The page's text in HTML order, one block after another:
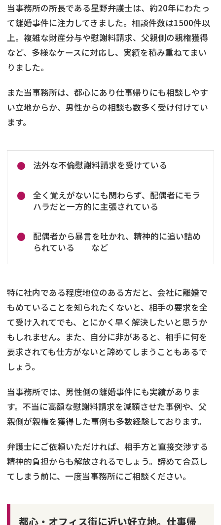
当事務所の所長である星野弁護士は、約20年にわたっ
て離婚事件に注力してきました。相談件数は1500件以
上。複雑な財産分与や慰謝料請求、父親側の親権獲得
など、多様なケースに対応し、実績を積み重ねてまい
りました。
また当事務所は、都心にあり仕事帰りにも相談しやす
い立地からか、男性からの相談も数多く受け付けてい
ます。
法外な不倫慰謝料請求を受けている
全く覚えがないにも関わらず、配偶者にモラ
ハラだと一方的に主張されている
配偶者から暴言を吐かれ、精神的に追い詰め
られている など
特に社内である程度地位のある方だと、会社に離婚で
もめていることを知られたくないと、相手の要求を全
て受け入れてでも、とにかく早く解決したいと思うか
もしれません。また、自分に非があると、相手に何を
要求されても仕方がないと諦めてしまうこともあるで
しょう。
当事務所では、男性側の離婚事件にも実績がありま
す。不当に高額な慰謝料請求を減額させた事例や、父
親側が親権を獲得した事例も多数経験しております。
弁護士にご依頼いただければ、相手方と直接交渉する
精神的負担からも解放されるでしょう。諦めて合意し
てしまう前に、一度当事務所にご相談ください。
都心・オフィス街に近い好立地。仕事帰